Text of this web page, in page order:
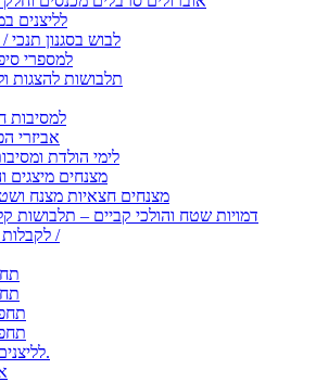
לליצנים
לבוש בסגנון תנכי
למספרי
תלבושות להצגות
למסיבות
אביזרי
לימי הולדת
מצנחים מיצגים
מצנחים חצאיות מצנח
דמויות שטח והולכי קביים – תלבושות
לקבלות פנים /
לליצנים ולמפעילים.